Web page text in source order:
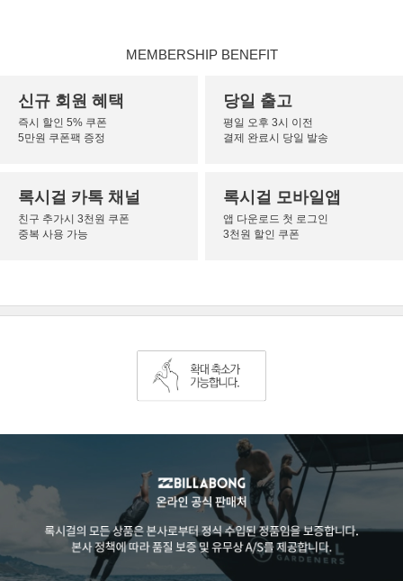
MEMBERSHIP BENEFIT
신규 회원 혜택
즉시 할인 5% 쿠폰
5만원 쿠폰팩 증정
당일 출고
평일 오후 3시 이전
결제 완료시 당일 발송
록시걸 카톡 채널
친구 추가시 3천원 쿠폰
중복 사용 가능
록시걸 모바일앱
앱 다운로드 첫 로그인
3천원 할인 쿠폰